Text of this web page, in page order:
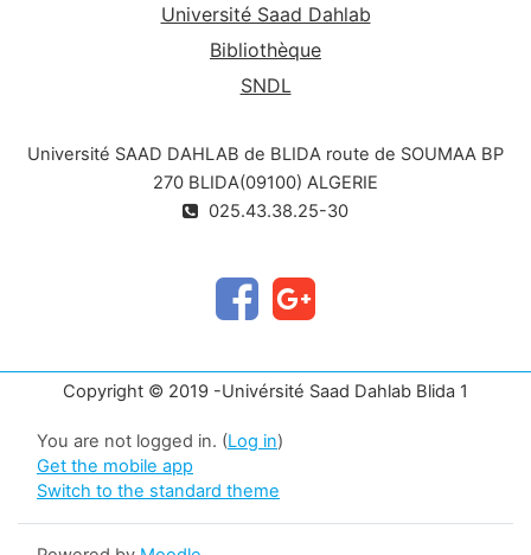
Université Saad Dahlab
Bibliothèque
SNDL
Université SAAD DAHLAB de BLIDA route de SOUMAA BP
270 BLIDA(09100) ALGERIE
025.43.38.25-30
Copyright © 2019 -Univérsité Saad Dahlab Blida 1
You are not logged in. (Log in)
Get the mobile app
Switch to the standard theme